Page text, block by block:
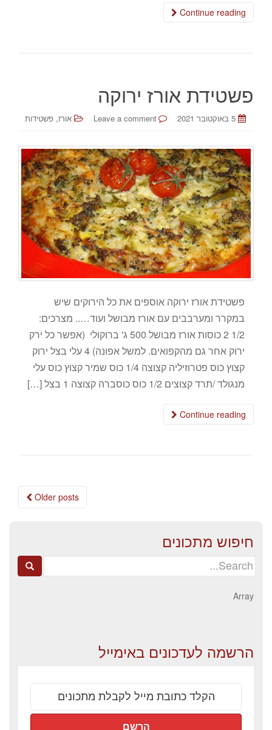
Continue reading
פשטידת אורז ירוקה
5 באוקטובר 2021 Leave a comment אורז, פשטידות
פשטידת אורז ירוקה אוספים את כל הירוקים שיש
במקרר ומערבבים עם אורז מבושל ועוד….. מצרכים:
1/2 2 כוסות אורז מבושל 500 ג' ברוקולי (אפשר כל ירק
ירוק אחר גם מהקפואים. למשל אפונה) 4 עלי בצל ירוק
קצוץ כוס פטרוזיליה קצוצה 1/4 כוס שמיר קצוץ כוס עלי
מנגולד /תרד קצוצים 1/2 כוס כוסברה קצוצה 1 בצל […]
Continue reading
Posts
Older posts
חיפוש מתכונים
Search
Array
הרשמה לעדכונים באימייל